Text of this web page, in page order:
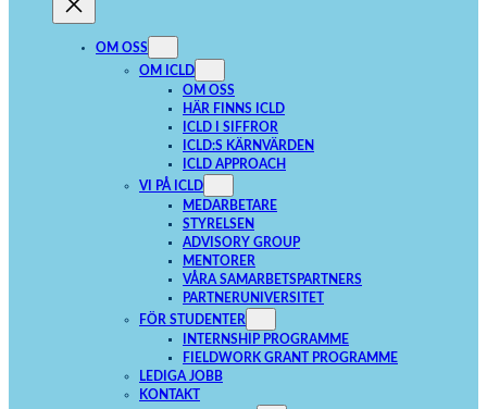
OM OSS
OM ICLD
OM OSS
HÄR FINNS ICLD
ICLD I SIFFROR
ICLD:S KÄRNVÄRDEN
ICLD APPROACH
VI PÅ ICLD
MEDARBETARE
STYRELSEN
ADVISORY GROUP
MENTORER
VÅRA SAMARBETSPARTNERS
PARTNERUNIVERSITET
FÖR STUDENTER
INTERNSHIP PROGRAMME
FIELDWORK GRANT PROGRAMME
LEDIGA JOBB
KONTAKT